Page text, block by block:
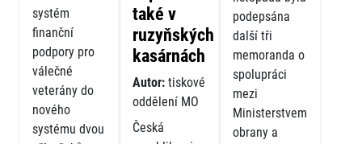
systém
finanční
podpory pro
válečné
veterány do
nového
systému dvou
také v
ruzyňských
kasárnách
Autor: tiskové
oddělení MO
Česká
podepsána
další tři
memoranda o
spolupráci
mezi
Ministerstvem
obrany a